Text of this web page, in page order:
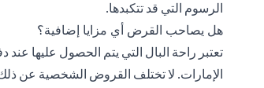
الرسوم التي قد تتكبدها.
هل يصاحب القرض أي مزايا إضافية؟
تعتبر راحة البال التي يتم الحصول عليها
الإمارات. لا تختلف القروض الشخصية عن